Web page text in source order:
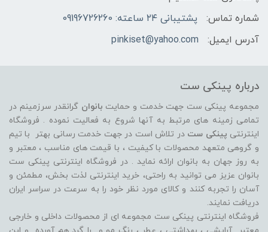
شماره تماس:
پشتیبانی ۲۴ ساعته: 09196726260
آدرس ایمیل:
pinkiset@yahoo.com
درباره پینکی ست
مجموعه پینکی ست جهت خدمت و حمایت بانوان گرانقدر سرزمینم در
تمامی زمینه های مرتبط به آنها شروع به فعالیت نموده . فروشگاه
اینترنتی پینکی ست در تلاش است در جهت خدمت رسانی بهتر با تیم
و گروهی متعهد محصولات با کیفیت ، با قیمت های مناسب ، معتبر و
به روز جهان به بانوان ارائه نماید . در فروشگاه اینترنتی پینکی ست
بانوان عزیز می توانيد به راحتی، خرید اینترنتی لذت بخش، مطمئن و
آسان را تجربه کنند و کالای مورد نظر خود را به سرعت در سراسر ایران
دریافت نمایند.
فروشگاه اینترنتی پینکی ست مجموعه ای از محصولات داخلی و خارجی